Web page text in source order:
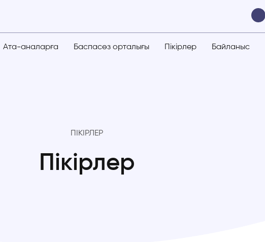
Ата-аналарға Баспасөз орталығы Пікірлер Байланыс
ПІКІРЛЕР
Пікірлер